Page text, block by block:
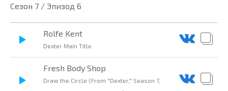
Сезон 7 / Эпизод 6
Rolfe Kent
Dexter Main Title
Fresh Body Shop
Draw the Circle (From "Dexter," Season 7,